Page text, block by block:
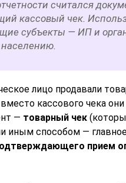
считался
кассовый чек.
субъекты — ИП и
населению.
лицо продавали
кассового чека они
— товарный чек
иным способом —
прием